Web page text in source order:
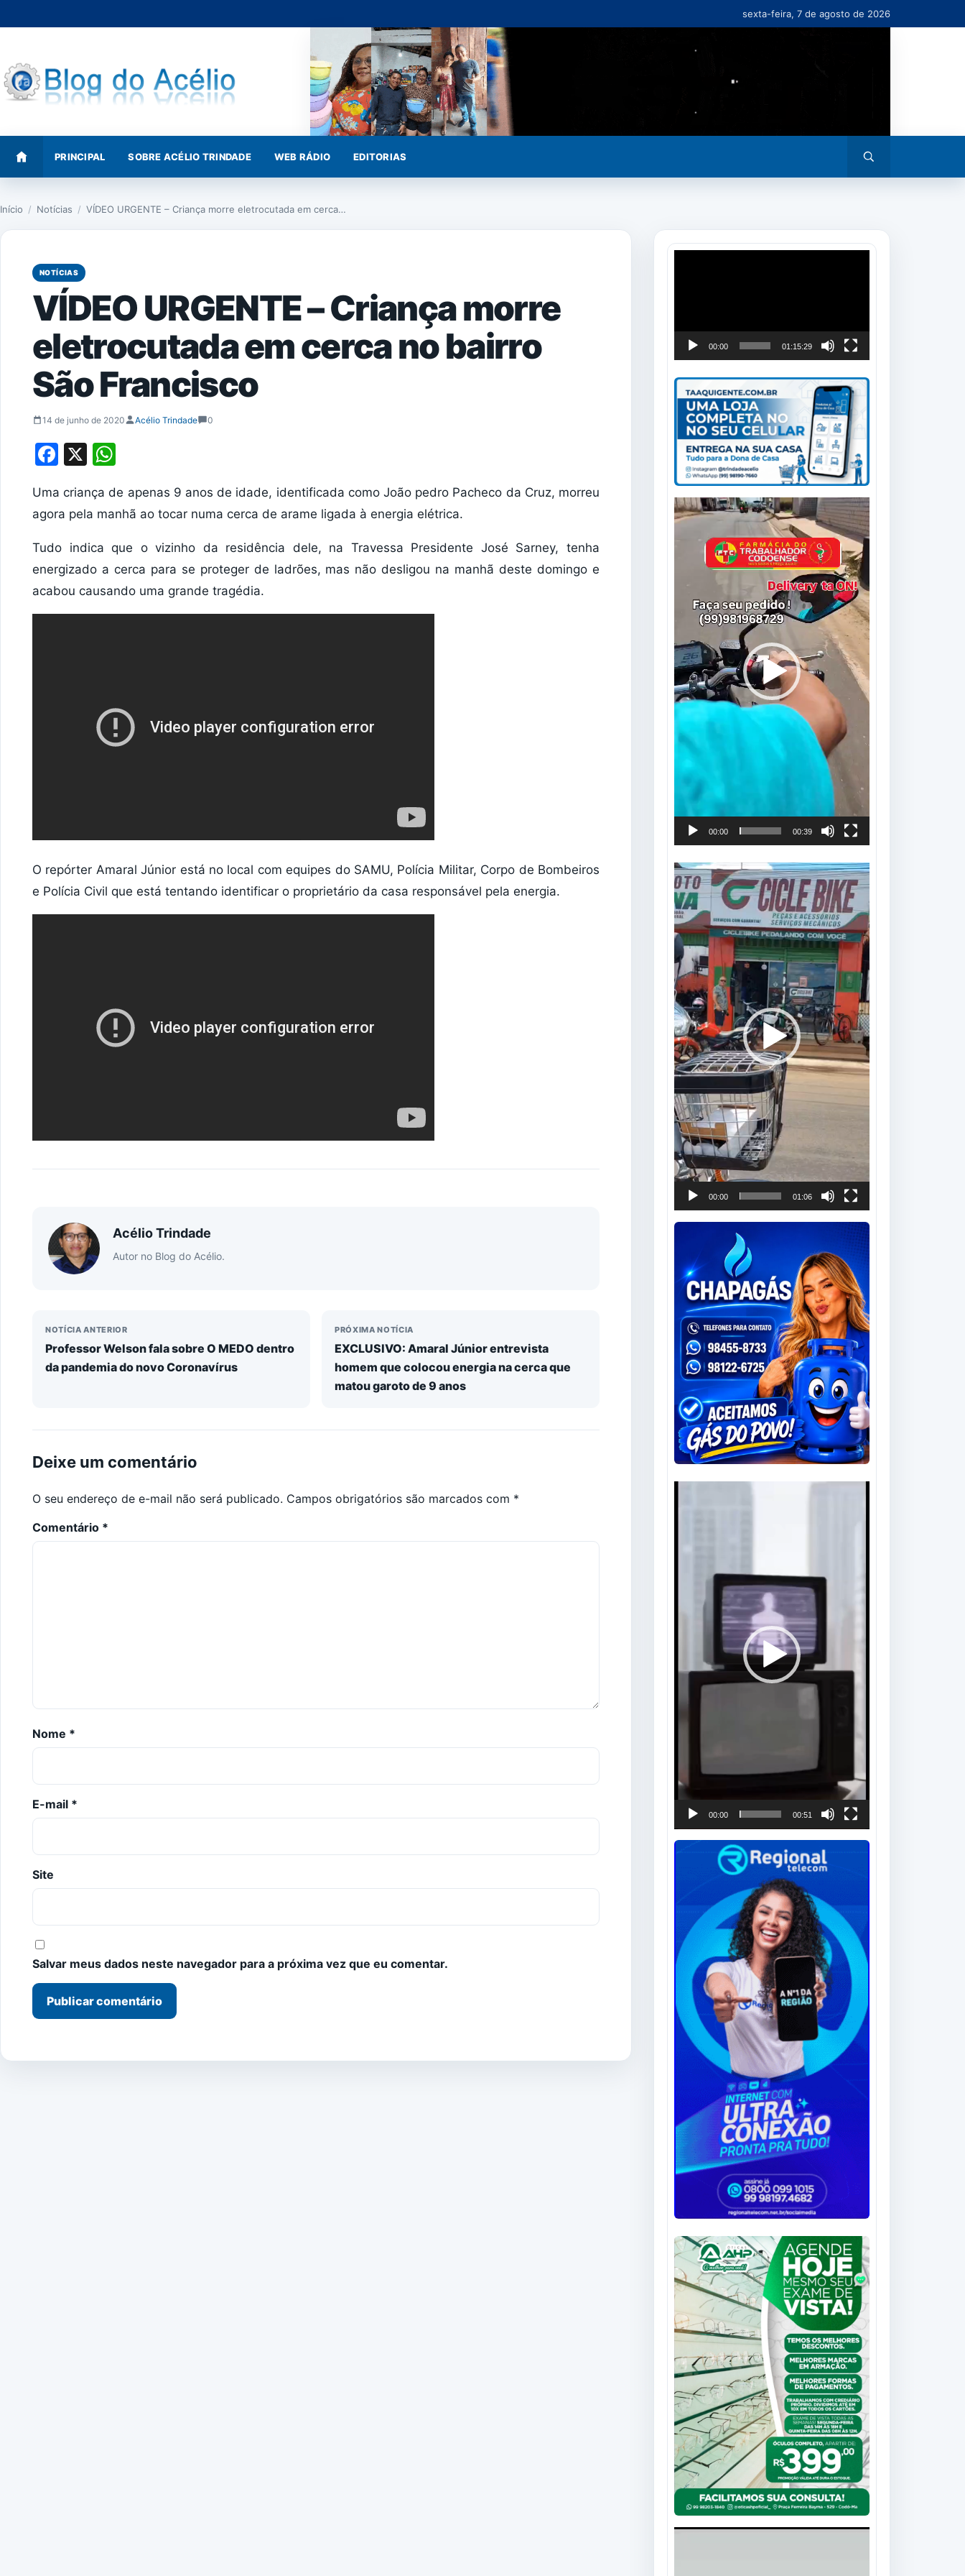
para
conteúdo
sexta-feira, 7 de agosto de 2026
PRINCIPAL SOBRE ACÉLIO TRINDADE WEB RÁDIO EDITORIAS
busca
Início / Notícias / VÍDEO URGENTE – Criança morre eletrocutada em cerca…
NOTÍCIAS
VÍDEO URGENTE – Criança morre
eletrocutada em cerca no bairro
São Francisco
14 de junho de 2020 Acélio Trindade 0
Facebook
X
Uma criança de apenas 9 anos de idade, identificada como João pedro Pacheco da Cruz, morreu
agora pela manhã ao tocar numa cerca de arame ligada à energia elétrica.
Tudo indica que o vizinho da residência dele, na Travessa Presidente José Sarney, tenha
energizado a cerca para se proteger de ladrões, mas não desligou na manhã deste domingo e
acabou causando uma grande tragédia.
O repórter Amaral Júnior está no local com equipes do SAMU, Polícia Militar, Corpo de Bombeiros
e Polícia Civil que está tentando identificar o proprietário da casa responsável pela energia.
Acélio Trindade
Autor no Blog do Acélio.
NOTÍCIA ANTERIOR
Professor Welson fala sobre O MEDO dentro
da pandemia do novo Coronavírus
PRÓXIMA NOTÍCIA
EXCLUSIVO: Amaral Júnior entrevista
homem que colocou energia na cerca que
matou garoto de 9 anos
Deixe um comentário
O seu endereço de e-mail não será publicado. Campos obrigatórios são marcados com *
Comentário *
Nome *
E-mail *
Site
Salvar meus dados neste navegador para a próxima vez que eu comentar.
00:00 01:15:29
Tocador
de
vídeo
00:00 00:39
Tocador
de
vídeo
00:00 01:06
00:00 00:51